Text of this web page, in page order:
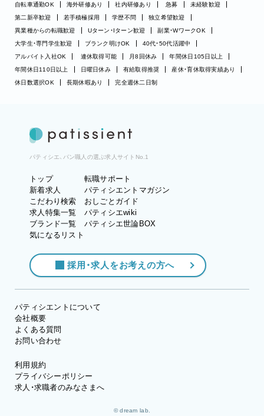
自転車通勤OK
海外研修あり 社内研修あり 急募
未経験歓迎
第二新卒歓迎
若手積極採用 学歴不問
独立希望歓迎
異業種からの転職歓迎
Uターン・Iターン歓迎
副業・WワークOK
大学生・専門学生歓迎
ブランク明けOK
40代・50代活躍中
アルバイト入社OK
連休取得可能 月8回休み
年間休日105日以上
年間休日110日以上
日曜日休み 有給取得推奨
産休・育休取得実績あり
休日数選択OK
長期休暇あり 完全週休二日制
パティシエ、パン職人の選ぶ求人サイトNo.1
トップ
新着求人
こだわり検索
求人特集一覧
ブランド一覧
気になるリスト
転職サポート
パティシエントマガジン
おしごとガイド
パティシエwiki
パティシエ世論BOX
採用・求人をお考えの方へ
パティシエントについて
会社概要
よくある質問
お問い合わせ
利用規約
プライバシーポリシー
求人・求職者のみなさまへ
© dream lab.